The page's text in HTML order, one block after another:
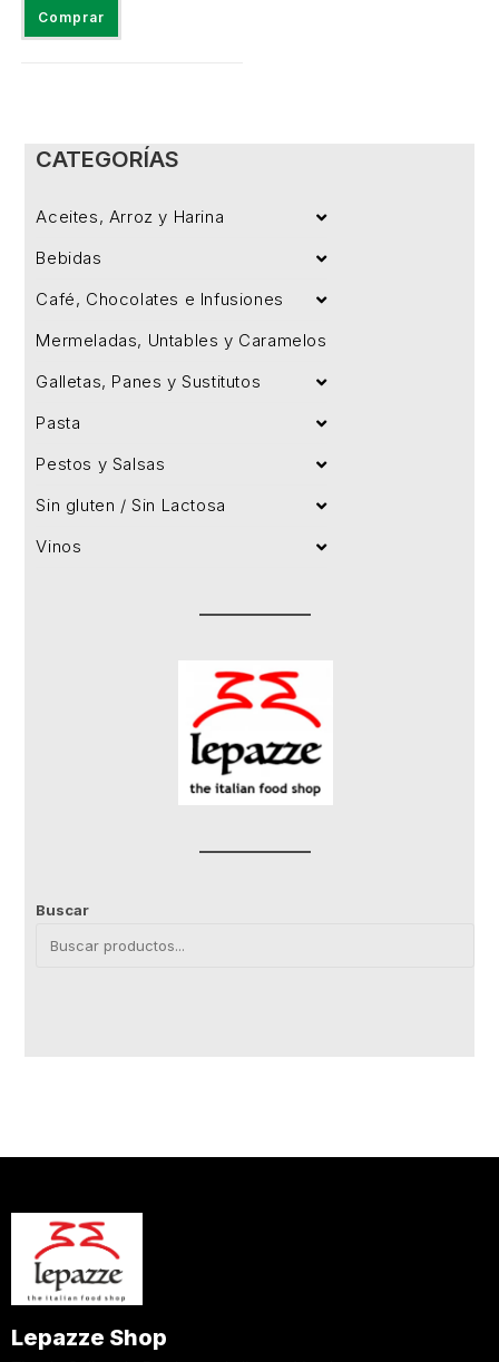
Comprar
CATEGORÍAS
Aceites, Arroz y Harina
Bebidas
Café, Chocolates e Infusiones
Mermeladas, Untables y Caramelos
Galletas, Panes y Sustitutos
Pasta
Pestos y Salsas
Sin gluten / Sin Lactosa
Vinos
Buscar
Lepazze Shop